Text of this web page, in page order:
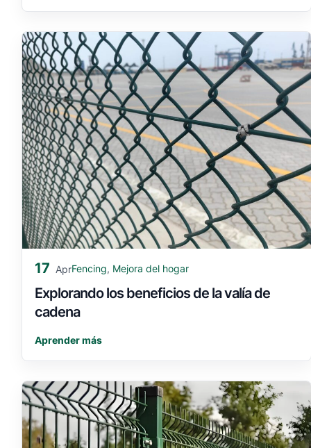
17 AprFencing, Mejora del hogar
Explorando los beneficios de la valía de
cadena
Aprender más